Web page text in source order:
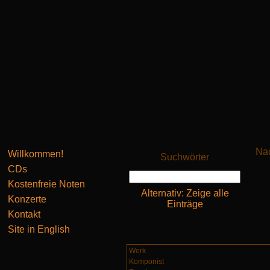
Willkommen!
CDs
Kostenfreie Noten
Konzerte
Kontakt
Site in English
Suchwörter
Alternativ: Zeige alle
Einträge
Werk
Komponist